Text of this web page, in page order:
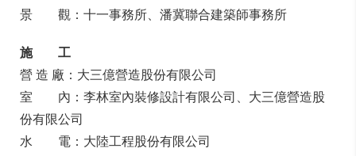
景 觀：十一事務所、潘冀聯合建築師事務所
施 工
營 造 廠：大三億營造股份有限公司
室 內：李林室內裝修設計有限公司、大三億營造股
份有限公司
水 電：大陸工程股份有限公司